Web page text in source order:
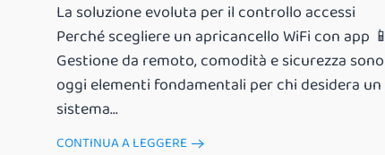
La soluzione evoluta per il controllo accessi
Perché scegliere un apricancello WiFi con app 📱
Gestione da remoto, comodità e sicurezza sono
oggi elementi fondamentali per chi desidera un
sistema...
CONTINUA A LEGGERE